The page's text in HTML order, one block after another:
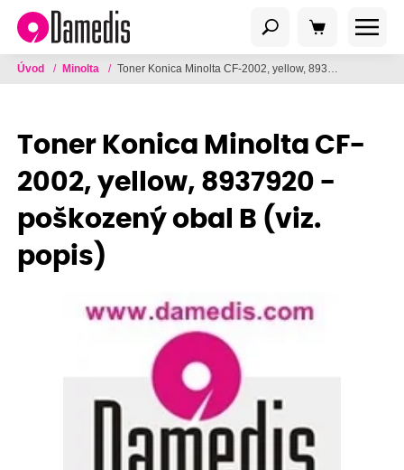
Úvod / Minolta / Toner Konica Minolta CF-2002, yellow, 8937920 - poškozený obal B (viz. popis)
Toner Konica Minolta CF-
2002, yellow, 8937920 -
poškozený obal B (viz.
popis)